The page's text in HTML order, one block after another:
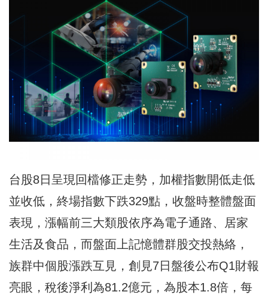
台股8日呈現回檔修正走勢，加權指數開低走低
並收低，終場指數下跌329點，收盤時整體盤面
表現，漲幅前三大類股依序為電子通路、居家
生活及食品，而盤面上記憶體群股交投熱絡，
族群中個股漲跌互見，創見7日盤後公布Q1財報
亮眼，稅後淨利為81.2億元，為股本1.8倍，每